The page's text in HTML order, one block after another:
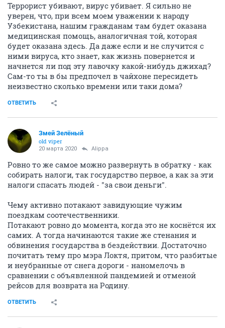
Террорист убивают, вирус убивает. Я сильно не
уверен, что, при всем моем уважении к народу
Узбекистана, нашим гражданам там будет оказана
медицинская помощь, аналогичная той, которая
будет оказана здесь. Да даже если и не случится с
ними вируса, кто знает, как жизнь повернется и
начнется ли под эту лавочку какой-нибудь джихад?
Сам-то ты в бы предпочел в чайхоне пересидеть
неизвестно сколько времени или таки дома?
ОТВЕТИТЬ
Змей Зелёный
old viper
20 марта 2020 Alippa
Ровно то же самое можно развернуть в обратку - как
собирать налоги, так государство первое, а как за эти
налоги спасать людей - "за свои деньги".
Чему активно потакают завидующие чужим
поездкам соотечественники.
Потакают ровно до момента, когда это не коснётся их
самих. А тогда начинаются такие же стенания и
обвинения государства в бездействии. Достаточно
почитать тему про мэра Локтя, притом, что разбитые
и неубранные от снега дороги - наномелочь в
сравнении с объявленной пандемией и отменой
рейсов для возврата на Родину.
ОТВЕТИТЬ